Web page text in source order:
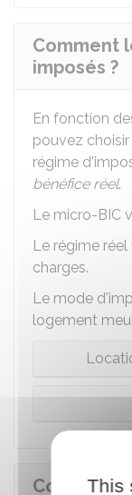
Comment
imposés ?
En fonction
pouvez
régime
bénéfice réel.
Le micro-BIC
Le régime
charges.
Le mode
logement
Comment
This